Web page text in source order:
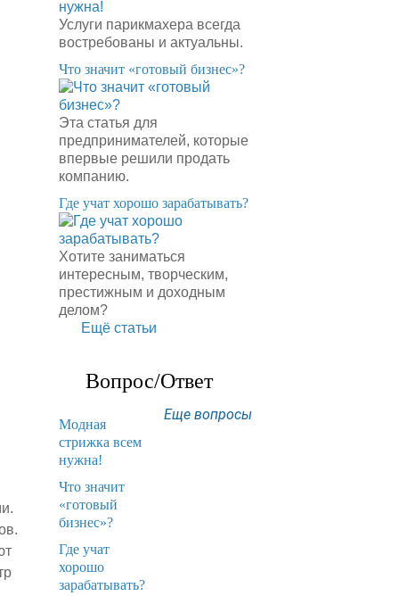
Услуги парикмахера всегда
востребованы и актуальны.
​Что значит «готовый бизнес»?
Эта статья для
предпринимателей, которые
впервые решили продать
компанию.
​Где учат хорошо зарабатывать?
Хотите заниматься
интересным, творческим,
престижным и доходным
делом?
Ещё статьи
Вопрос/Ответ
Еще вопросы
Модная
стрижка всем
нужна!
​Что значит
«готовый
бизнес»?
​Где учат
хорошо
зарабатывать?